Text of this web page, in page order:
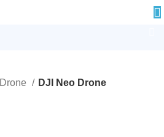
Drone DJI Neo Drone